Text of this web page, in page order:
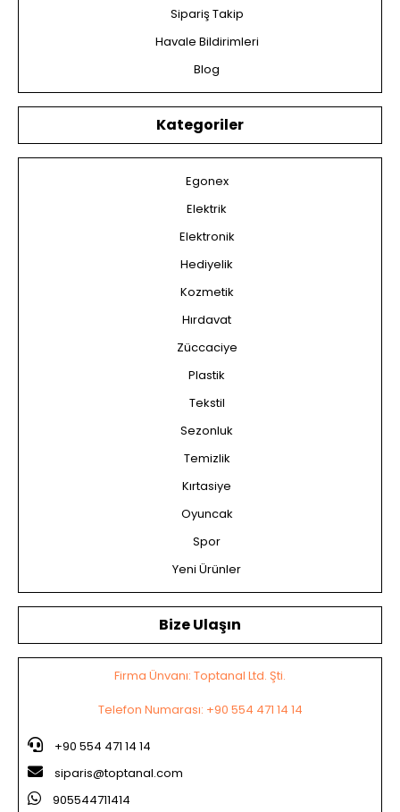
Sipariş Takip
Havale Bildirimleri
Blog
Kategoriler
Egonex
Elektrik
Elektronik
Hediyelik
Kozmetik
Hırdavat
Züccaciye
Plastik
Tekstil
Sezonluk
Temizlik
Kırtasiye
Oyuncak
Spor
Yeni Ürünler
Bize Ulaşın
Firma Ünvanı: Toptanal Ltd. Şti.
Telefon Numarası: +90 554 471 14 14
+90 554 471 14 14
siparis@toptanal.com
905544711414